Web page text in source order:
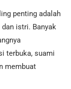
penting adalah
istri. Banyak
terbuka, suami
membuat